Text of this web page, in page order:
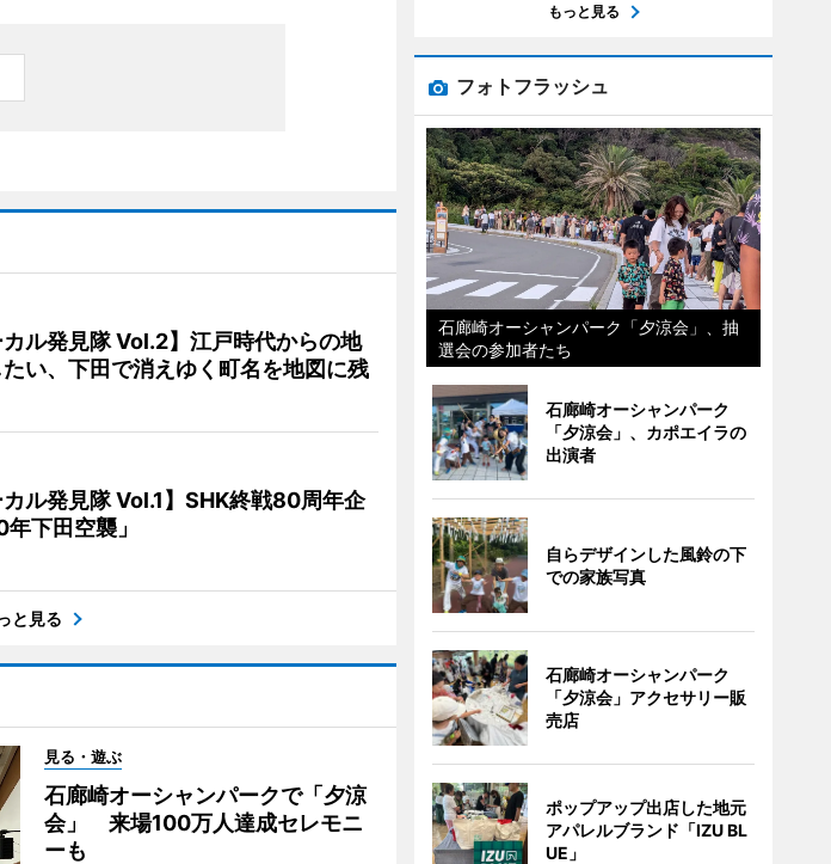
カル発見隊 Vol.2】江戸時代からの地
い、下田で消えゆく町名を地図に残
カル発見隊 Vol.1】SHK終戦80周年企
下田空襲」
と見る
見る・遊ぶ
石廊崎オーシャンパークで「夕涼
会」 来場100万人達成セレモニ
ーも
もっと見る
フォトフラッシュ
石廊崎オーシャンパーク「夕涼会」、抽
選会の参加者たち
石廊崎オーシャンパーク
「夕涼会」、カポエイラの
出演者
自らデザインした風鈴の下
での家族写真
石廊崎オーシャンパーク
「夕涼会」アクセサリー販
売店
ポップアップ出店した地元
アパレルブランド「IZU BL
UE」